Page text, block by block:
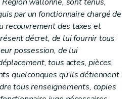
par un fonctionnaire chargé de
recouvrement des taxes et
décret, de lui fournir tous
possession, de lui
tous actes, pièces,
quelconques qu'ils détiennent
tous renseignements, copies